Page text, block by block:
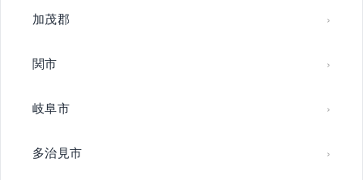
加茂郡
関市
岐阜市
多治見市